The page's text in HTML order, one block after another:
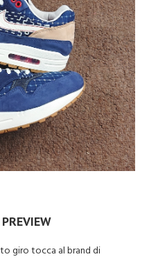
giro tocca al brand di